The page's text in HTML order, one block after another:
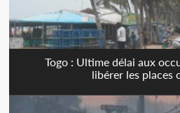
Togo : Ultime délai aux
libérer les places